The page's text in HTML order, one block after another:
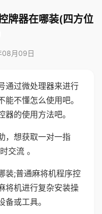
牌器在哪装(四方位
08月09日
通过微处理器来进行
不懂怎么使用吧。
的使用方法吧。
，想获取一对一指
交流 。
装;普通麻将机程序控
将机进行复杂安装操
或工具。